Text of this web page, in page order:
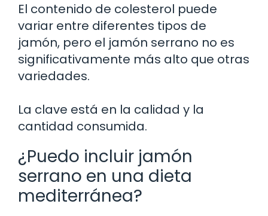
El contenido de colesterol puede
variar entre diferentes tipos de
jamón, pero el jamón serrano no es
significativamente más alto que otras
variedades.
La clave está en la calidad y la
cantidad consumida.
¿Puedo incluir jamón
serrano en una dieta
mediterránea?